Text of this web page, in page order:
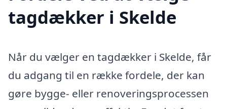
tagdækker i Skelde
Når du vælger en tagdækker i Skelde, får
du adgang til en række fordele, der kan
gøre bygge- eller renoveringsprocessen